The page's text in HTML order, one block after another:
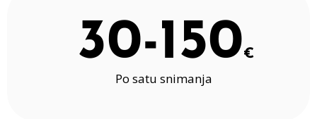
30-150€
Po satu snimanja